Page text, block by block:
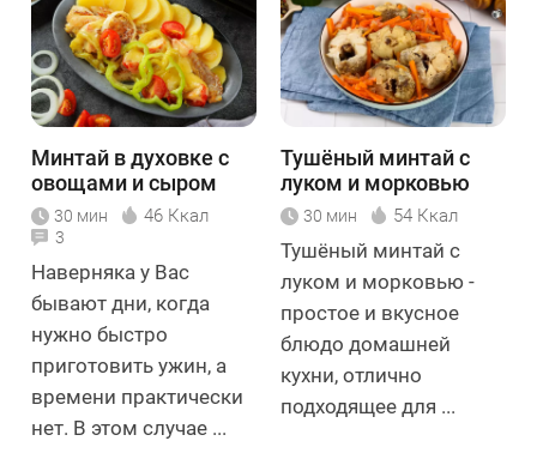
Минтай в духовке с
овощами и сыром
30 мин 46 Ккал
3
Наверняка у Вас
бывают дни, когда
нужно быстро
приготовить ужин, а
времени практически
нет. В этом случае ...
Тушёный минтай с
луком и морковью
30 мин 54 Ккал
Тушёный минтай с
луком и морковью -
простое и вкусное
блюдо домашней
кухни, отлично
подходящее для ...